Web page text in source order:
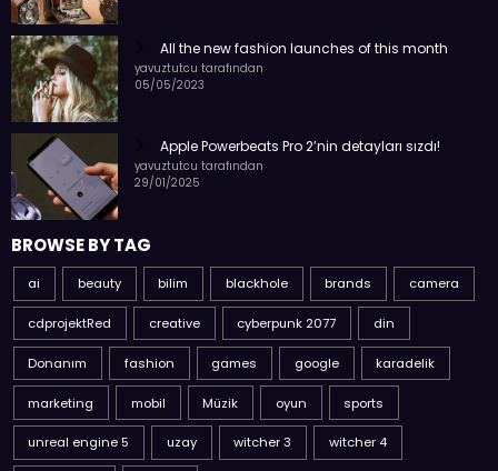
All the new fashion launches of this month
yavuztutcu tarafından
05/05/2023
Apple Powerbeats Pro 2’nin detayları sızdı!
yavuztutcu tarafından
29/01/2025
BROWSE BY TAG
ai beauty bilim blackhole brands camera
cdprojektRed creative cyberpunk 2077 din
Donanım fashion games google karadelik
marketing mobil Müzik oyun sports
unreal engine 5 uzay witcher 3 witcher 4